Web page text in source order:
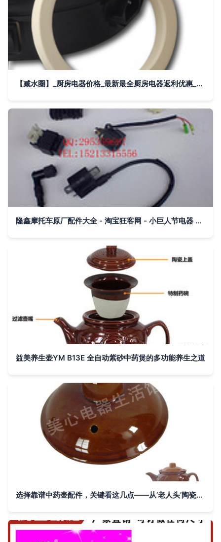
【减水圈】_厨房电器价格_最新最全厨房电器返利优惠_一淘网
隆鑫摩托车原厂配件大全 - 淘宝狂客网 - 小巨人节电器 航模 手机 汽车 摩托车 美容 健身 保健 食品 皮包 医疗 婴儿 瘦身 减肥手机充值
益美养生壶YM B13E 全自动紫砂中药煲的多功能养生之道
选择靠谱中药壶配件，关键看这几点——从‘老人头’陶瓷盖出发为养生助力